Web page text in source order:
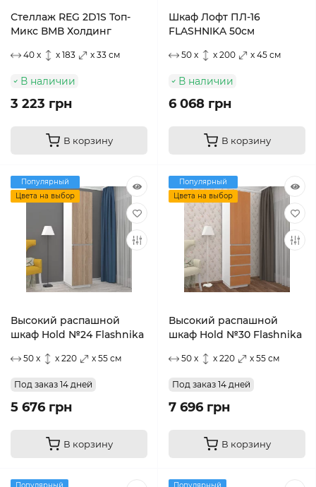
Стеллаж REG 2D1S Топ-
Микс ВМВ Холдинг
40 x x 183 x 33 см
В наличии
3 223 грн
В корзину
Шкаф Лофт ПЛ-16
FLASHNIKA 50см
50 x x 200 x 45 см
В наличии
6 068 грн
В корзину
Популярный
Цвета на выбор
Высокий распашной
шкаф Hold №24 Flashnika
50 x x 220 x 55 см
Под заказ 14 дней
5 676 грн
В корзину
Популярный
Цвета на выбор
Высокий распашной
шкаф Hold №30 Flashnika
50 x x 220 x 55 см
Под заказ 14 дней
7 696 грн
В корзину